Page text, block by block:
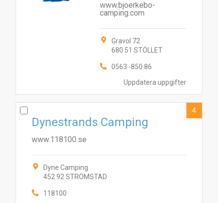
Uppdatera uppgifter
www.bjoerkebo-
camping.com
Gravol 72
680 51 STÖLLET
0563 -850 86
Dynestrands Camping
www.118100.se
Dyne Camping
452 92 STRÖMSTAD
118100
4